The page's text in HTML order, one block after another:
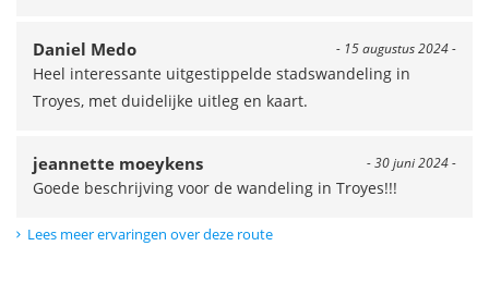
- 15 augustus 2024 -
Daniel Medo
Heel interessante uitgestippelde stadswandeling in
Troyes, met duidelijke uitleg en kaart.
- 30 juni 2024 -
jeannette moeykens
Goede beschrijving voor de wandeling in Troyes!!!
Lees meer ervaringen over deze route